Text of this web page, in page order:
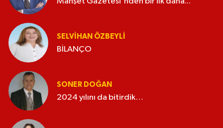
SELVIHAN ÖZBEYLI
BİLANÇO
SONER DOĞAN
2024 yılını da bitirdik…